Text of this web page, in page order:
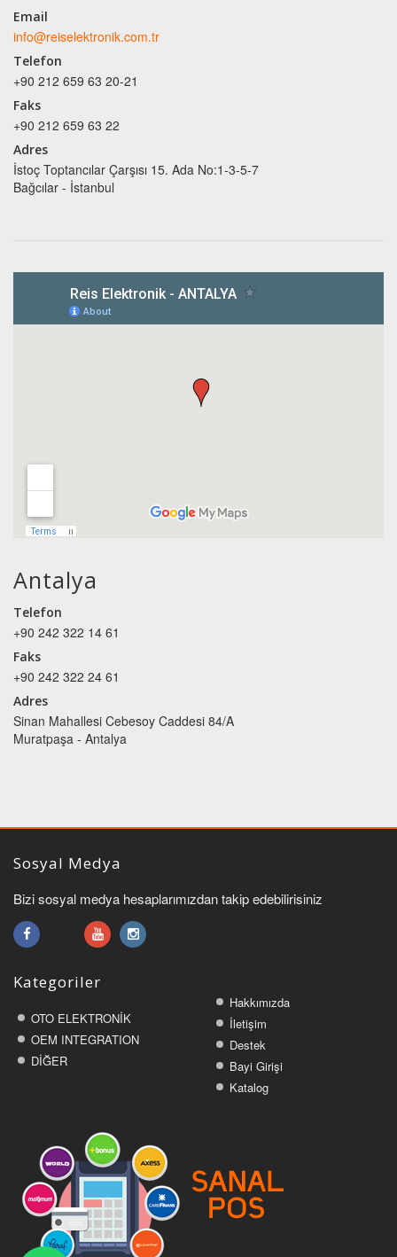
Email
info@reiselektronik.com.tr
Telefon
+90 212 659 63 20-21
Faks
+90 212 659 63 22
Adres
İstoç Toptancılar Çarşısı 15. Ada No:1-3-5-7
Bağcılar - İstanbul
Antalya
Telefon
+90 242 322 14 61
Faks
+90 242 322 24 61
Adres
Sinan Mahallesi Cebesoy Caddesi 84/A
Muratpaşa - Antalya
Sosyal Medya
Bizi sosyal medya hesaplarımızdan takip edebilirisiniz
Kategoriler
OTO ELEKTRONİK
OEM INTEGRATION
DİĞER
Hakkımızda
İletişim
Destek
Bayi Girişi
Katalog